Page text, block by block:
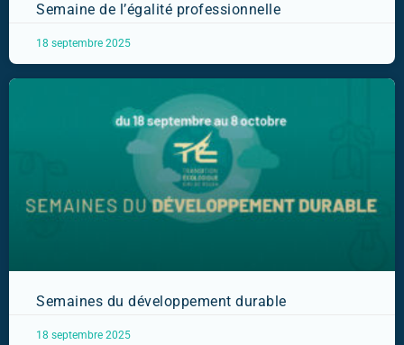
Semaine de l’égalité professionnelle
18 septembre 2025
Semaines du développement durable
18 septembre 2025